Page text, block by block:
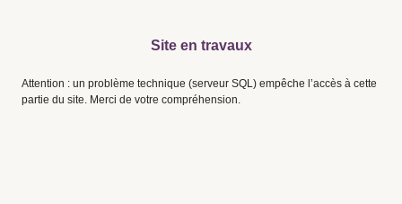
Site en travaux
Attention : un problème technique (serveur SQL) empêche l’accès à cette
partie du site. Merci de votre compréhension.